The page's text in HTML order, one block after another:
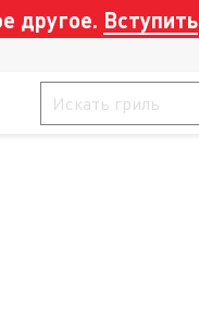
другое. Вступить